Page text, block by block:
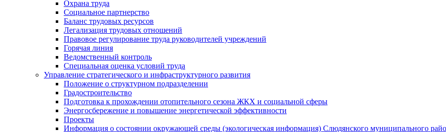
Охрана труда
Социальное партнерство
Баланс трудовых ресурсов
Легализация трудовых отношений
Правовое регулирование труда руководителей учреждений
Горячая линия
Ведомственный контроль
Специальная оценка условий труда
Управление стратегического и инфраструктурного развития
Положение о структурном подразделении
Градостроительство
Подготовка к прохождении отопительного сезона ЖКХ и социальной сферы
Энергосбережение и повышение энергетической эффективности
Проекты
Информация о состоянии окружающей среды (экологическая информация) Слюдянского муниципального